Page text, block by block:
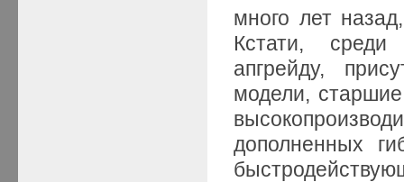
много лет
Кстати, среди
апгрейду,
модели,
дополненных